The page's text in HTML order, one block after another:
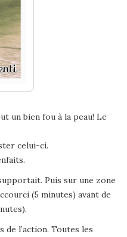
un bien fou à la peau! Le
celui-ci.
Puis sur une zone
(5 minutes) avant de
de l’action. Toutes les